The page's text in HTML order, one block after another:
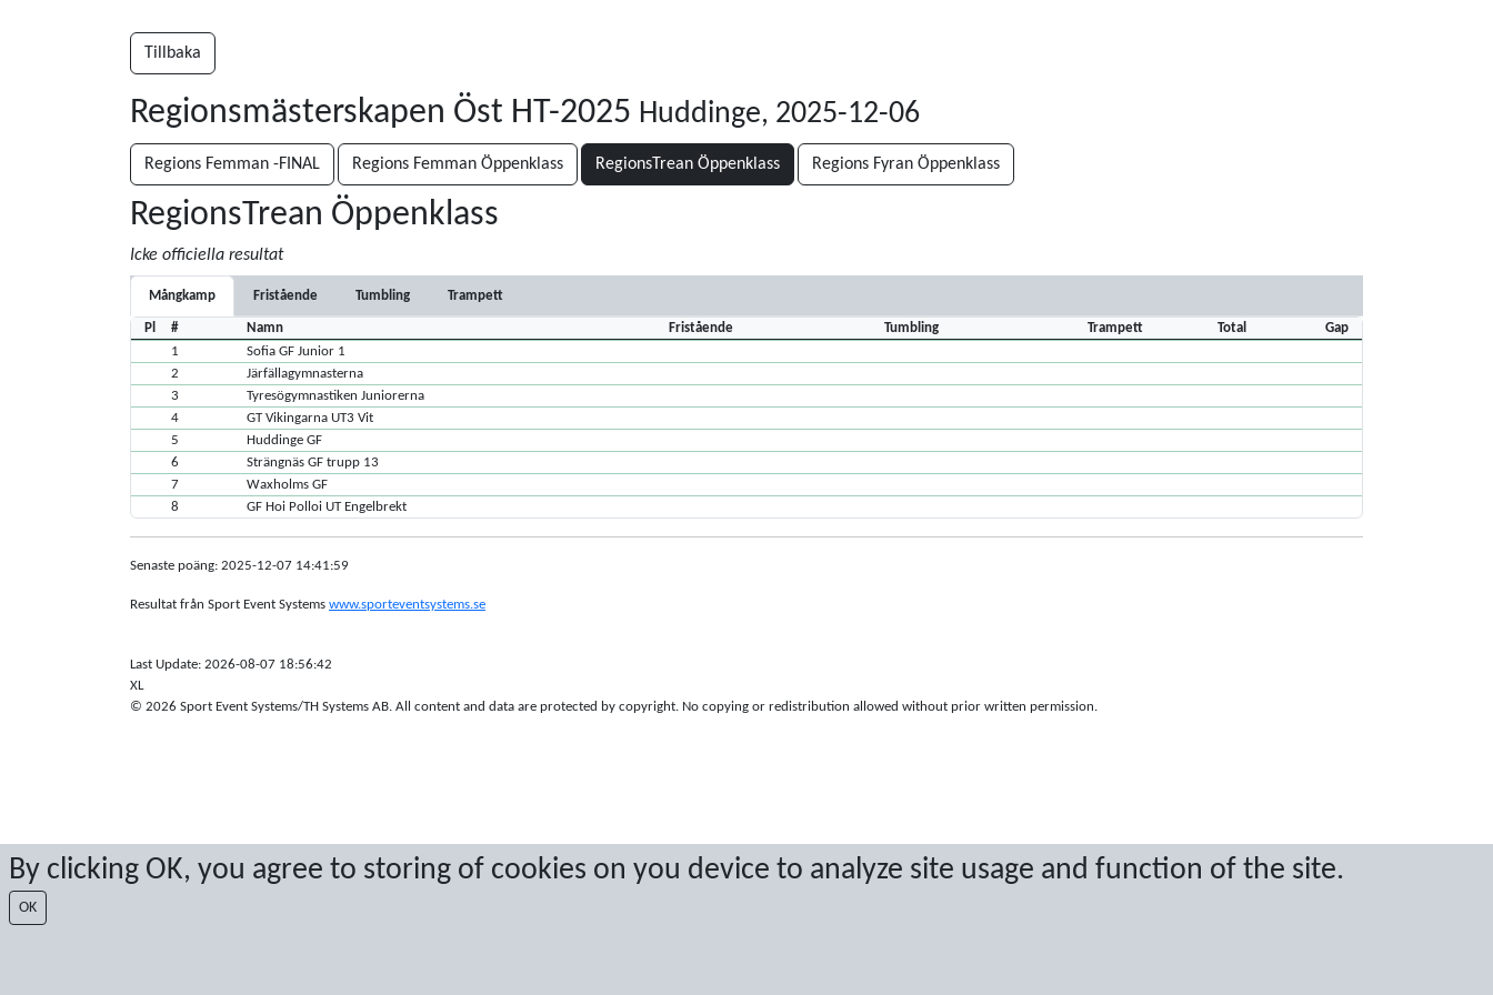
By clicking OK, you agree to storing of cookies on you device to analyze site usage and function of the site.
OK
Tillbaka
Regionsmästerskapen Öst HT-2025 Huddinge, 2025-12-06
Regions Femman -FINAL Regions Femman Öppenklass RegionsTrean Öppenklass Regions Fyran Öppenklass
RegionsTrean Öppenklass
Icke officiella resultat
Mångkamp Fristående Tumbling Trampett
Pl # Namn Fristående Tumbling Trampett Total
Gap
1
Sofia GF Junior 1
2
Järfällagymnasterna
3
Tyresögymnastiken Juniorerna
4
GT Vikingarna UT3 Vit
5
Huddinge GF
6
Strängnäs GF trupp 13
7
Waxholms GF
8
GF Hoi Polloi UT Engelbrekt
Senaste poäng: 2025-12-07 14:41:59
Resultat från Sport Event Systems www.sporteventsystems.se
Last Update: 2026-08-07 18:56:42
XL
© 2026 Sport Event Systems/TH Systems AB. All content and data are protected by copyright. No copying or redistribution allowed without prior written permission.